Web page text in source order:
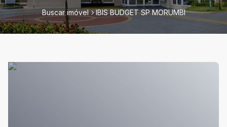
Buscar imóvel IBIS BUDGET SP MORUMBI